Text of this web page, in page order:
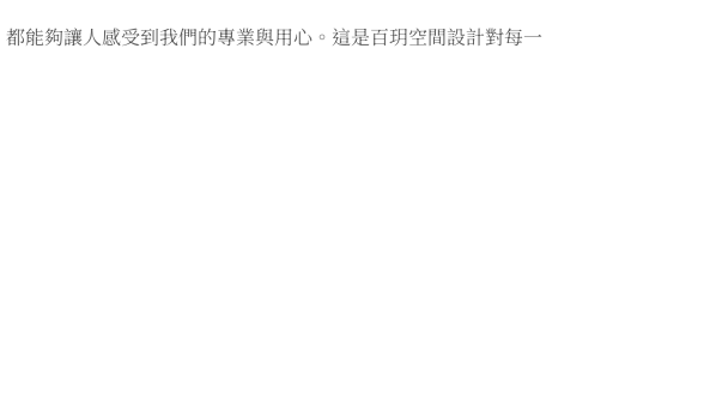
能夠讓人感受到我們的專業與用心。這是百玥空間設計對每一